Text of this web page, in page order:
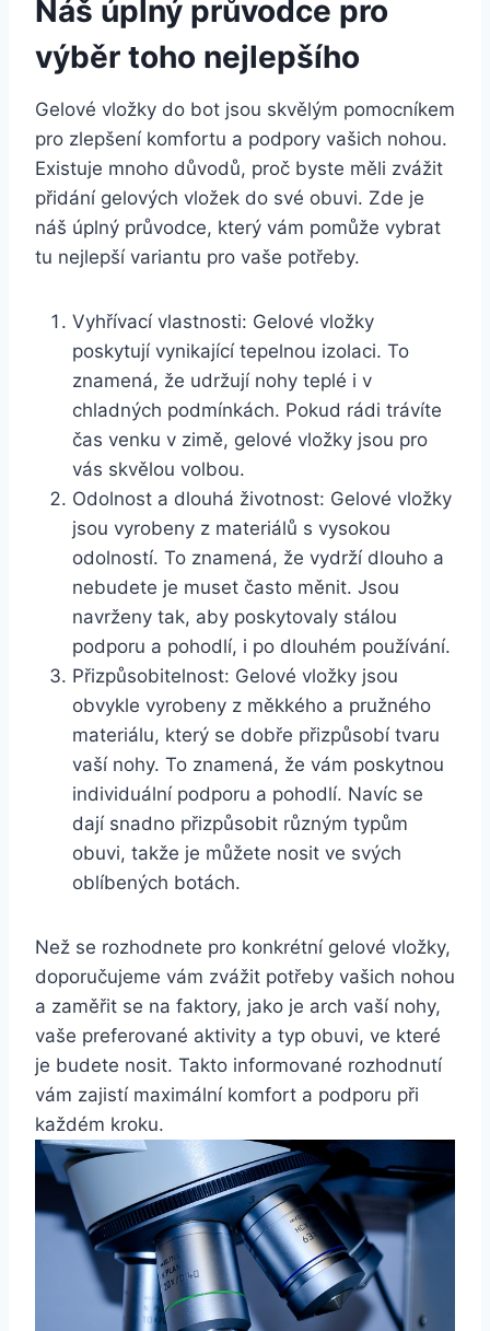
Náš úplný průvodce pro
výběr toho nejlepšího
Gelové‌ vložky do ‍bot jsou skvělým pomocníkem
pro⁤ zlepšení komfortu a podpory vašich ⁤nohou.
Existuje mnoho důvodů, proč byste měli zvážit​
přidání gelových vložek do své⁤ obuvi. Zde je⁣
náš úplný průvodce, který vám pomůže vybrat
tu nejlepší variantu ⁤pro vaše potřeby.
Vyhřívací ​vlastnosti: ⁣Gelové vložky⁣
poskytují ‍vynikající tepelnou izolaci. To ​
znamená, že⁤ udržují nohy teplé i v
chladných podmínkách. Pokud ‌rádi trávíte
čas venku⁣ v zimě, gelové​ vložky jsou ⁤pro ​
vás skvělou volbou.
Odolnost a dlouhá životnost: Gelové ⁣vložky
jsou vyrobeny z materiálů s ⁢vysokou
odolností.​ To znamená,‌ že vydrží⁣ dlouho a
nebudete je muset ⁣často‍ měnit. Jsou
navrženy tak,⁣ aby poskytovaly stálou‌
podporu a‌ pohodlí, i ‌po dlouhém používání.
Přizpůsobitelnost: Gelové vložky jsou
obvykle vyrobeny⁣ z ⁢měkkého a pružného
materiálu, který se dobře přizpůsobí tvaru
vaší⁢ nohy. ⁢To ⁣znamená, že vám poskytnou
‌individuální podporu a ⁢pohodlí. Navíc se
‌dají snadno přizpůsobit různým typům
⁢obuvi,​ takže je můžete nosit ve svých
‍oblíbených botách.
Než ‍se rozhodnete pro konkrétní ‍gelové⁣ vložky,
doporučujeme vám‍ zvážit potřeby⁢ vašich⁤ nohou
⁤a zaměřit se na faktory, jako je arch vaší⁢ nohy,
vaše ​preferované ‍aktivity a ‌typ obuvi, ve které
je budete ⁢nosit. Takto‍ informované rozhodnutí
vám zajistí maximální komfort a ⁣podporu ‍při
každém kroku.